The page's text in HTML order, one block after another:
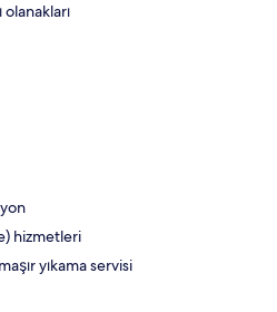
olanakları
hizmetleri
yıkama servisi